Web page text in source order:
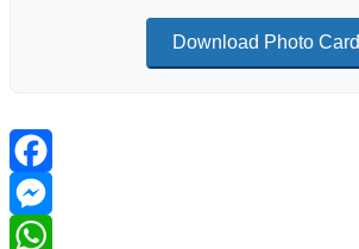
Download Photo Card
Facebook
Messenger